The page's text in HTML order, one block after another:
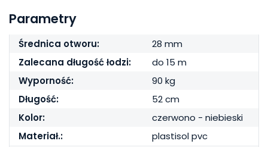
Parametry
Średnica otworu:
28 mm
Zalecana długość łodzi:
do 15 m
Wyporność:
90 kg
Długość:
52 cm
Kolor:
czerwono - niebieski
Materiał.:
plastisol pvc